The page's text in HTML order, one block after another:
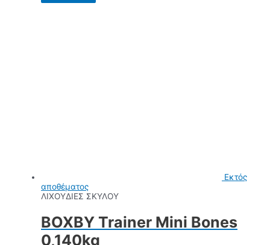
Εκτός
αποθέματος
ΛΙΧΟΥΔΙΕΣ ΣΚΥΛΟΥ
BOXBY Trainer Mini Bones
0,140kg